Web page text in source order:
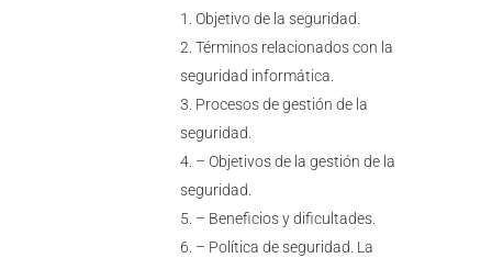
Objetivo de la seguridad.
Términos relacionados con la
seguridad informática.
Procesos de gestión de la
seguridad.
– Objetivos de la gestión de la
seguridad.
– Beneficios y dificultades.
– Política de seguridad. La